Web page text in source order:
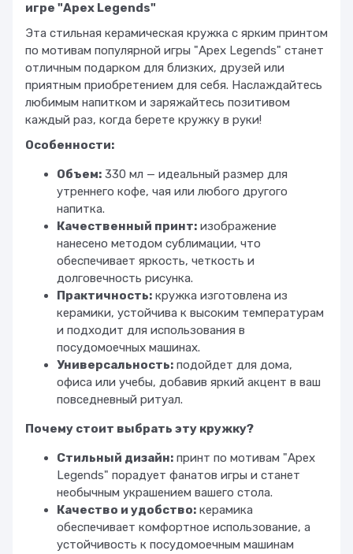
игре "Apex Legends"
Эта стильная керамическая кружка с ярким принтом
по мотивам популярной игры "Apex Legends" станет
отличным подарком для близких, друзей или
приятным приобретением для себя. Наслаждайтесь
любимым напитком и заряжайтесь позитивом
каждый раз, когда берете кружку в руки!
Особенности:
Объем: 330 мл — идеальный размер для
утреннего кофе, чая или любого другого
напитка.
Качественный принт: изображение
нанесено методом сублимации, что
обеспечивает яркость, четкость и
долговечность рисунка.
Практичность: кружка изготовлена из
керамики, устойчива к высоким температурам
и подходит для использования в
посудомоечных машинах.
Универсальность: подойдет для дома,
офиса или учебы, добавив яркий акцент в ваш
повседневный ритуал.
Почему стоит выбрать эту кружку?
Стильный дизайн: принт по мотивам "Apex
Legends" порадует фанатов игры и станет
необычным украшением вашего стола.
Качество и удобство: керамика
обеспечивает комфортное использование, а
устойчивость к посудомоечным машинам